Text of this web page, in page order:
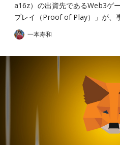
a16z）の出資先であるWeb3ゲ
プレイ（Proof of Play）」が、
一本寿和